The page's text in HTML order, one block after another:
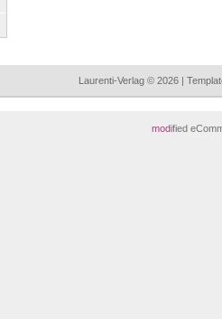
Laurenti-Verlag © 2026 |
modified